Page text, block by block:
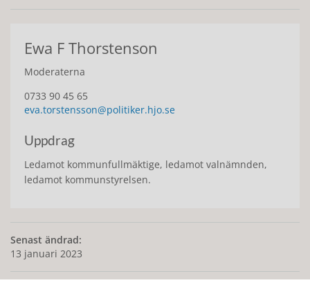
Ewa F Thorstenson
Moderaterna
0733 90 45 65
eva.torstensson@politiker.hjo.se
Uppdrag
Ledamot kommunfullmäktige, ledamot valnämnden,
ledamot kommunstyrelsen.
Senast ändrad:
13 januari 2023